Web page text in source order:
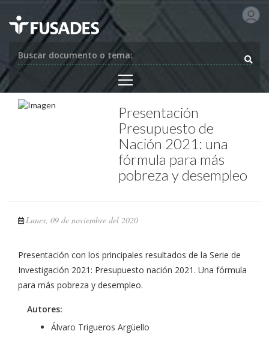
Buscar documento o tema:
Presentación
Presupuesto de
Nación 2021: una
fórmula para más
pobreza y desempleo
Lunes, 09 de noviembre del 2020
Presentación con los principales resultados de la Serie de
Investigación 2021: Presupuesto nación 2021. Una fórmula
para más pobreza y desempleo.
Autores:
Álvaro Trigueros Argüello